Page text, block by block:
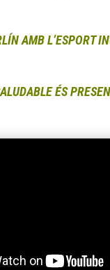
AMB L’ESPORT
ÉS